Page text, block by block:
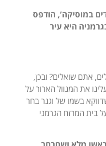
במוסיקה’, הודפס
היא עיר
אתם שואלים? ובכן,
את המנוול הארור על
בשמו של וגנר בחר
בית המרזח הגרמני